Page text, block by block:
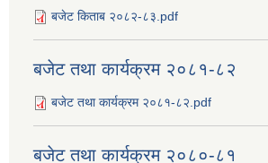
बजेट किताब २०८२-८३.pdf
बजेट तथा कार्यक्रम २०८१-८२
बजेट तथा कार्यक्रम २०८१-८२.pdf
बजेट तथा कार्यक्रम २०८०-८१